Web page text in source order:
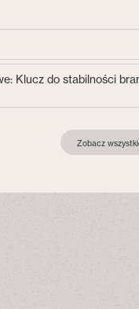
Klucz do stabilności
Zobacz